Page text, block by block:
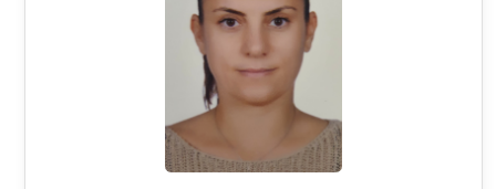
Araştırma Alanları:
Temel Bilimler